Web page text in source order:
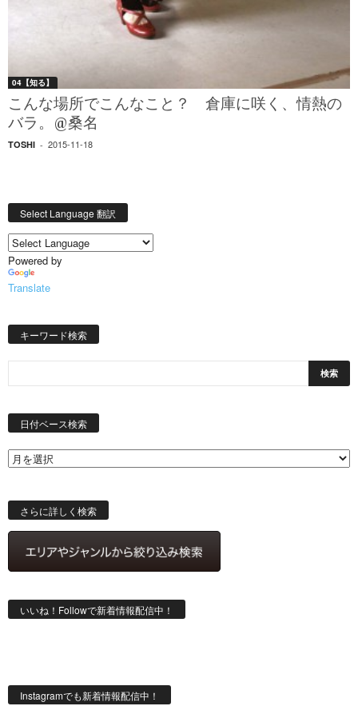
04【知る】
こんな場所でこんなこと？ 倉庫に咲く、情熱の
バラ。@桑名
TOSHI - 2015-11-18
Select Language 翻訳
Powered by
Translate
キーワード検索
日付ベース検索
さらに詳しく検索
いいね！Followで新着情報配信中！
Instagramでも新着情報配信中！